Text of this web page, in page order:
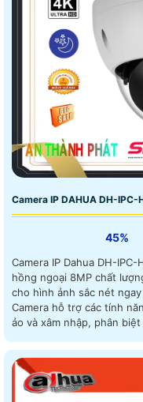
Camera IP DAHUA DH-IPC-
45%
Camera IP Dahua DH-
hồng ngoại 8MP chất
cho hình ảnh sắc nét
Camera hỗ trợ các tính
ảo và xâm nhập, phân